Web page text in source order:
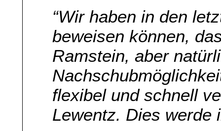
“Wir haben in den
beweisen können,
Ramstein, aber
flexibel und schnell
Lewentz. Dies werde